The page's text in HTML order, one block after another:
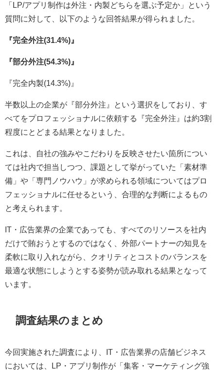
「LP/アプリ制作は外注・内製どちらを選ぶ予定か」という
質問に対して、以下のような回答結果が得られました。
『完全外注(31.4%)』
『部分外注(54.3%)』
『完全内製(14.3%)』
半数以上の企業が『部分外注』という選択をしており、す
べてをプロフェッショナルに依頼する『完全外注』は約3割
程度にとどまる結果となりました。
これは、自社の強みやこだわりを反映させたい箇所につい
ては社内で担当しつつ、課題として挙がっていた「素材準
備」や「専門ノウハウ」が求められる領域についてはプロ
フェッショナルに任せるという、合理的な判断によるもの
と考えられます。
IT・広告業界の企業であっても、すべてのリソースを社内
だけで賄おうとするのではなく、外部パートナーの知見を
柔軟に取り入れながら、クオリティとコストのバランスを
最適な状態にしようとする姿勢が読み取れる結果となって
います。
調査結果のまとめ
今回実施された調査により、IT・広告業界の店舗ビジネス
においては、LP・アプリ制作が「集客・マーケティング強